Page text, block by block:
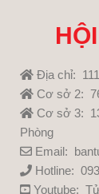
Địa chỉ:
Cơ sở 2:
Cơ sở 3:
Phòng
Email:
Hotline:
Youtube: